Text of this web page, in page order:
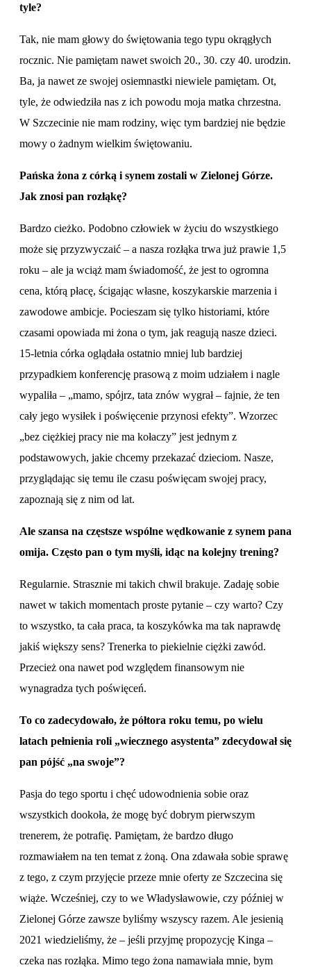
tyle?
Tak, nie mam głowy do świętowania tego typu okrągłych
rocznic. Nie pamiętam nawet swoich 20., 30. czy 40. urodzin.
Ba, ja nawet ze swojej osiemnastki niewiele pamiętam. Ot,
tyle, że odwiedziła nas z ich powodu moja matka chrzestna.
W Szczecinie nie mam rodziny, więc tym bardziej nie będzie
mowy o żadnym wielkim świętowaniu.
Pańska żona z córką i synem zostali w Zielonej Górze.
Jak znosi pan rozłąkę?
Bardzo cieżko. Podobno człowiek w życiu do wszystkiego
może się przyzwyczaić – a nasza rozłąka trwa już prawie 1,5
roku – ale ja wciąż mam świadomość, że jest to ogromna
cena, którą płacę, ścigając własne, koszykarskie marzenia i
zawodowe ambicje. Pocieszam się tylko historiami, które
czasami opowiada mi żona o tym, jak reagują nasze dzieci.
15-letnia córka oglądała ostatnio mniej lub bardziej
przypadkiem konferencję prasową z moim udziałem i nagle
wypaliła – „mamo, spójrz, tata znów wygrał – fajnie, że ten
cały jego wysiłek i poświęcenie przynosi efekty”. Wzorzec
„bez ciężkiej pracy nie ma kołaczy” jest jednym z
podstawowych, jakie chcemy przekazać dzieciom. Nasze,
przyglądając się temu ile czasu poświęcam swojej pracy,
zapoznają się z nim od lat.
Ale szansa na częstsze wspólne wędkowanie z synem pana
omija. Często pan o tym myśli, idąc na kolejny trening?
Regularnie. Strasznie mi takich chwil brakuje. Zadaję sobie
nawet w takich momentach proste pytanie – czy warto? Czy
to wszystko, ta cała praca, ta koszykówka ma tak naprawdę
jakiś większy sens? Trenerka to piekielnie ciężki zawód.
Przecież ona nawet pod względem finansowym nie
wynagradza tych poświęceń.
To co zadecydowało, że półtora roku temu, po wielu
latach pełnienia roli „wiecznego asystenta” zdecydował się
pan pójść „na swoje”?
Pasja do tego sportu i chęć udowodnienia sobie oraz
wszystkich dookoła, że mogę być dobrym pierwszym
trenerem, że potrafię. Pamiętam, że bardzo długo
rozmawiałem na ten temat z żoną. Ona zdawała sobie sprawę
z tego, z czym przyjęcie przeze mnie oferty ze Szczecina się
wiąże. Wcześniej, czy to we Władysławowie, czy później w
Zielonej Górze zawsze byliśmy wszyscy razem. Ale jesienią
2021 wiedzieliśmy, że – jeśli przyjmę propozycję Kinga –
czeka nas rozłąka. Mimo tego żona namawiała mnie, bym